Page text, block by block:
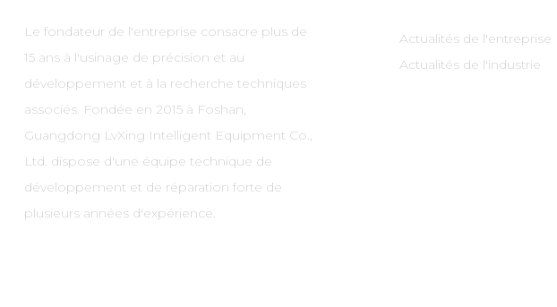
Le fondateur de l'entreprise consacre plus de
15 ans à l'usinage de précision et au
développement et à la recherche techniques
associés. Fondée en 2015 à Foshan,
Guangdong LvXing Intelligent Equipment Co.,
Ltd. dispose d'une équipe technique de
développement et de réparation forte de
plusieurs années d'expérience.
Actualités de l'entreprise
Actualités de l'industrie